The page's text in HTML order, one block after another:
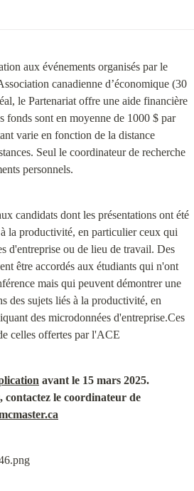
aux événements organisés par le
canadienne d’économique (30
le Partenariat offre une aide financière
fonds sont en moyenne de 1000 $ par
varie en fonction de la distance
Seul le coordinateur de recherche
personnels.
candidats dont les présentations ont été
à la productivité, en particulier ceux qui
d'entreprise ou de lieu de travail. Des
être accordés aux étudiants qui n'ont
mais qui peuvent démontrer une
des sujets liés à la productivité, en
des microdonnées d'entreprise.Ces
celles offertes par l'ACE
avant le 15 mars 2025.
contactez le coordinateur de